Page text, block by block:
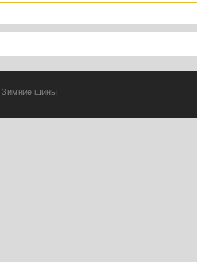
Зимние шины